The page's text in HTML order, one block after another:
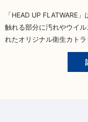
「HEAD UP FLATWARE
触れる部分に汚れやウイ
れたオリジナル衛生カトラ